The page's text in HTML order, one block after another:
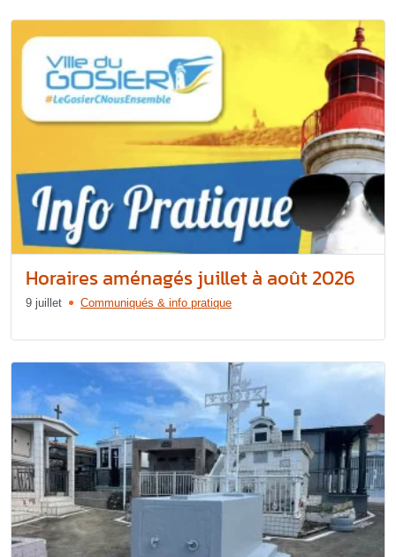
Horaires aménagés juillet à août 2026
9 juillet Communiqués & info pratique